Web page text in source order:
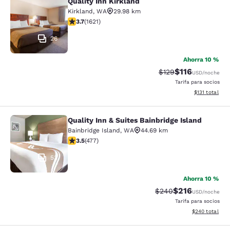
Quality Inn Kirkland
26
Kirkland, WA
29.98 km
calificación de 3.69 estrellas. Bueno. 1621 reseñas
3.7(1621)
Ahorra 10 %
Precio tachado:
$129Precio con
$116USD/noche
Tarifa para socios
Ver detalles
$131 total
Quality Inn & Suites Bainbridge
53
Quality Inn & Suites Bainbridge Island
Bainbridge Island, WA
44.69 km
calificación de 3.54 estrellas. Bueno. 477 reseñas
3.5(477)
Ahorra 10 %
Precio tachado:
$240Precio con
$216USD/noche
Tarifa para socios
Ver detalles
$240 total